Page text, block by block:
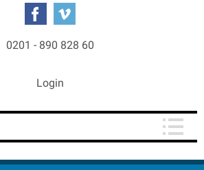
0201 - 890 828 60
Login